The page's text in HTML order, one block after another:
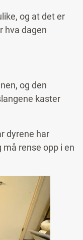
og at det er
hva dagen
og den
kaster
dyrene har
rense opp i en